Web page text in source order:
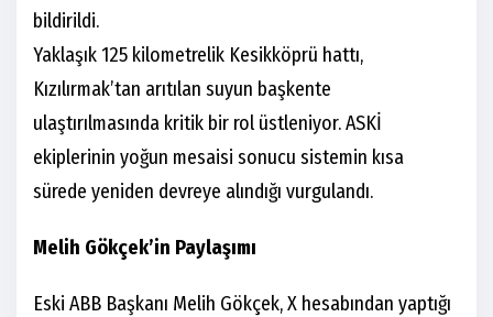
bildirildi.
Yaklaşık 125 kilometrelik Kesikköprü hattı,
Kızılırmak’tan arıtılan suyun başkente
ulaştırılmasında kritik bir rol üstleniyor. ASKİ
ekiplerinin yoğun mesaisi sonucu sistemin kısa
sürede yeniden devreye alındığı vurgulandı.
Melih Gökçek’in Paylaşımı
Eski ABB Başkanı Melih Gökçek, X hesabından yaptığı